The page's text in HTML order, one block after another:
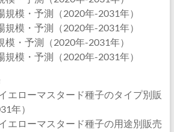
規模・予測（2020年-2031年）
規模・予測（2020年-2031年）
模・予測（2020年-2031年）
規模・予測（2020年-2031年）
エローマスタード種子のタイプ別販
年）
エローマスタード種子の用途別販売